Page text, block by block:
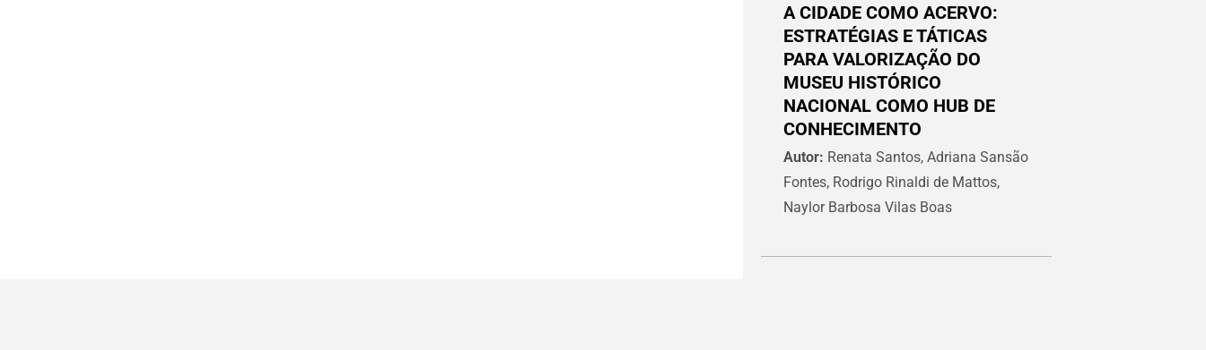
A CIDADE COMO ACERVO:
ESTRATÉGIAS E TÁTICAS
PARA VALORIZAÇÃO DO
MUSEU HISTÓRICO
NACIONAL COMO HUB DE
CONHECIMENTO
Autor: Renata Santos, Adriana Sansão
Fontes, Rodrigo Rinaldi de Mattos,
Naylor Barbosa Vilas Boas